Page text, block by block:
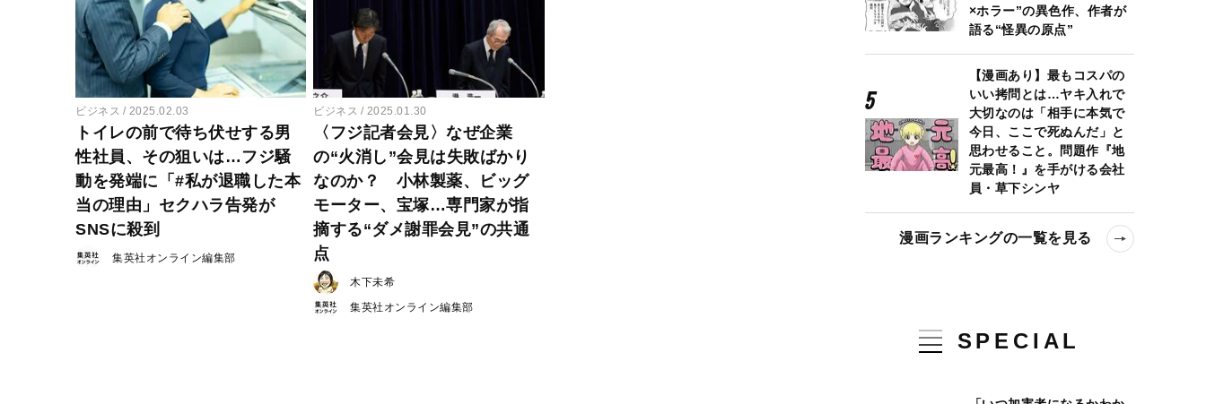
ビジネス 2025.02.03
トイレの前で待ち伏せする男
性社員、その狙いは…フジ騒
動を発端に「#私が退職した本
当の理由」セクハラ告発が
SNSに殺到
集英社オンライン編集部
ビジネス 2025.01.30
〈フジ記者会見〉なぜ企業
の“火消し”会見は失敗ばかり
なのか？ 小林製薬、ビッグ
モーター、宝塚…専門家が指
摘する“ダメ謝罪会見”の共通
点
木下未希
集英社オンライン編集部
×ホラー”の異色作、作者が
語る“怪異の原点”
【漫画あり】最もコスパの
いい拷問とは…ヤキ入れで
大切なのは「相手に本気で
今日、ここで死ぬんだ」と
思わせること。問題作『地
元最高！』を手がける会社
員・草下シンヤ
漫画ランキングの一覧を見る
SPECIAL